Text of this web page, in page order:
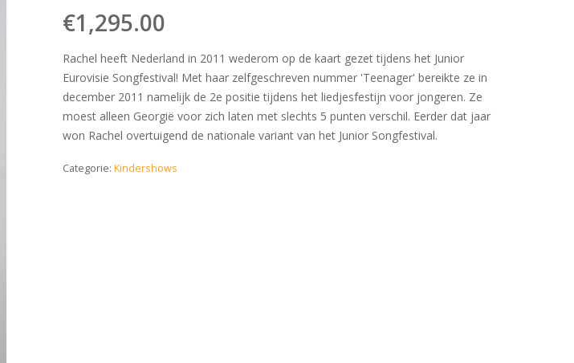
€1,295.00
Rachel heeft Nederland in 2011 wederom op de kaart gezet tijdens het Junior
Eurovisie Songfestival! Met haar zelfgeschreven nummer 'Teenager' bereikte ze in
december 2011 namelijk de 2e positie tijdens het liedjesfestijn voor jongeren. Ze
moest alleen Georgië voor zich laten met slechts 5 punten verschil. Eerder dat jaar
won Rachel overtuigend de nationale variant van het Junior Songfestival.
Categorie:Kindershows